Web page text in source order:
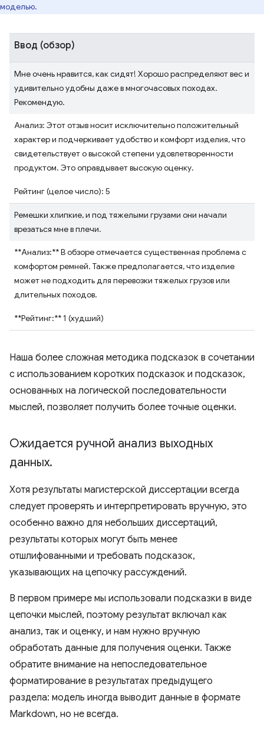
моделью.
Ввод (обзор)
Мне очень нравится, как сидят! Хорошо распределяют вес и
удивительно удобны даже в многочасовых походах.
Рекомендую.
Анализ: Этот отзыв носит исключительно положительный
характер и подчеркивает удобство и комфорт изделия, что
свидетельствует о высокой степени удовлетворенности
продуктом. Это оправдывает высокую оценку.
Рейтинг (целое число): 5
Ремешки хлипкие, и под тяжелыми грузами они начали
врезаться мне в плечи.
**Анализ:** В обзоре отмечается существенная проблема с
комфортом ремней. Также предполагается, что изделие
может не подходить для перевозки тяжелых грузов или
длительных походов.
**Рейтинг:** 1 (худший)
Наша более сложная методика подсказок в сочетании
с использованием коротких подсказок и подсказок,
основанных на логической последовательности
мыслей, позволяет получить более точные оценки.
Ожидается ручной анализ выходных
данных.
Хотя результаты магистерской диссертации всегда
следует проверять и интерпретировать вручную, это
особенно важно для небольших диссертаций,
результаты которых могут быть менее
отшлифованными и требовать подсказок,
указывающих на цепочку рассуждений.
В первом примере мы использовали подсказки в виде
цепочки мыслей, поэтому результат включал как
анализ, так и оценку, и нам нужно вручную
обработать данные для получения оценки. Также
обратите внимание на непоследовательное
форматирование в результатах предыдущего
раздела: модель иногда выводит данные в формате
Markdown, но не всегда.